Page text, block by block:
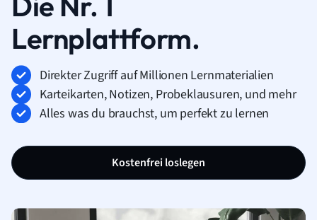
Lernplattform.
Direkter Zugriff auf Millionen Lernmaterialien
Karteikarten, Notizen, Probeklausuren, und mehr
Alles was du brauchst, um perfekt zu lernen
Kostenfrei loslegen